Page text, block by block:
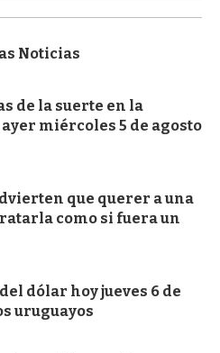
Noticias
de la suerte en la
miércoles 5 de agosto
que querer a una
como si fuera un
dólar hoy jueves 6 de
uruguayos